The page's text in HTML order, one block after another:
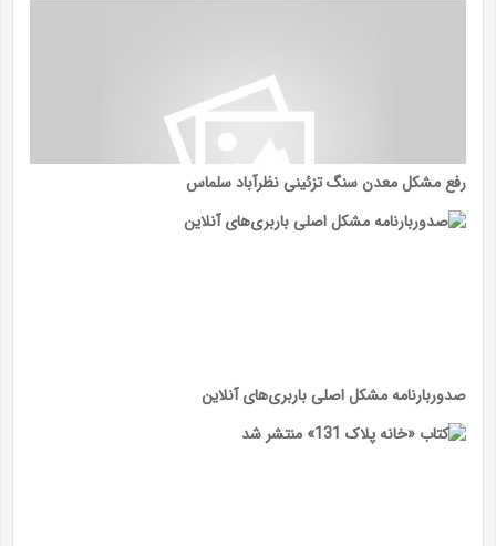
رفع مشکل معدن سنگ تزئینی نظرآباد سلماس
صدوربارنامه مشکل اصلی باربری‌های آنلاین